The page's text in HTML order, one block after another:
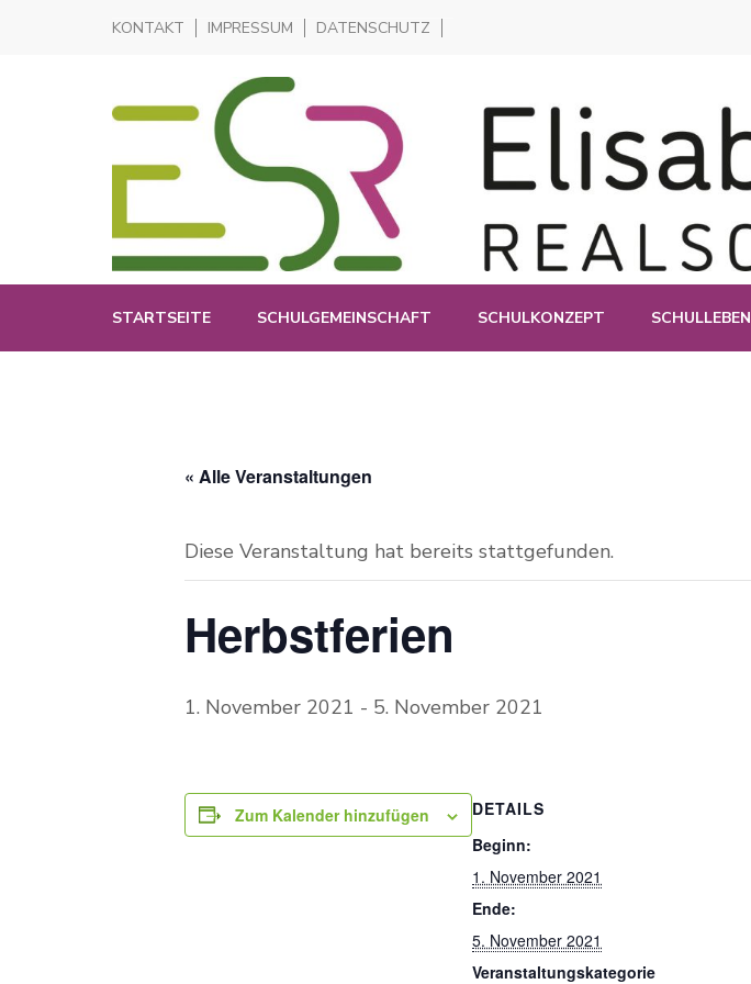
KONTAKT IMPRESSUM DATENSCHUTZ
Elisabeth-Selbert-Realschule Esslingen
STARTSEITE SCHULGEMEINSCHAFT SCHULKONZEPT SCHULLEBEN
« Alle Veranstaltungen
Diese Veranstaltung hat bereits stattgefunden.
Herbstferien
1. November 2021 - 5. November 2021
Zum Kalender hinzufügen
DETAILS
Beginn:
1. November 2021
Ende:
5. November 2021
Veranstaltungskategorie